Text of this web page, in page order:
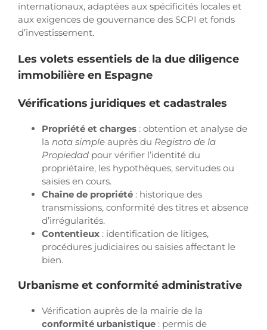
internationaux, adaptées aux spécificités locales et
aux exigences de gouvernance des SCPI et fonds
d’investissement.
Les volets essentiels de la due diligence
immobilière en Espagne
Vérifications juridiques et cadastrales
Propriété et charges : obtention et analyse de
la nota simple auprès du Registro de la
Propiedad pour vérifier l’identité du
propriétaire, les hypothèques, servitudes ou
saisies en cours.
Chaîne de propriété : historique des
transmissions, conformité des titres et absence
d’irrégularités.
Contentieux : identification de litiges,
procédures judiciaires ou saisies affectant le
bien.
Urbanisme et conformité administrative
Vérification auprès de la mairie de la
conformité urbanistique : permis de